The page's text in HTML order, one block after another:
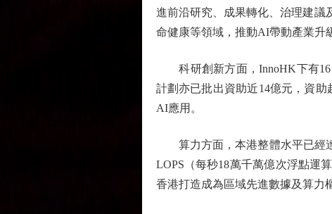
進前沿研究、成果轉化、治理建議
命健康等領域，推動AI帶動產業升
科研創新方面，InnoHK下有16
計劃亦已批出資助近14億元，資
AI應用。
算力方面，本港整體水平已經達
LOPS（每秒18萬千萬億次浮點運
香港打造成為區域先進數據及算力